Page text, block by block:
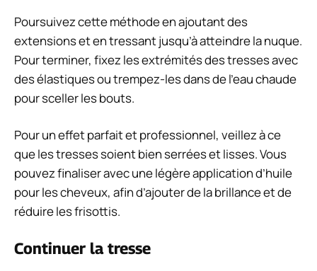
Poursuivez cette méthode en ajoutant des
extensions et en tressant jusqu’à atteindre la nuque.
Pour terminer, fixez les extrémités des tresses avec
des élastiques ou trempez-les dans de l’eau chaude
pour sceller les bouts.
Pour un effet parfait et professionnel, veillez à ce
que les tresses soient bien serrées et lisses. Vous
pouvez finaliser avec une légère application d’huile
pour les cheveux, afin d’ajouter de la brillance et de
réduire les frisottis.
Continuer la tresse